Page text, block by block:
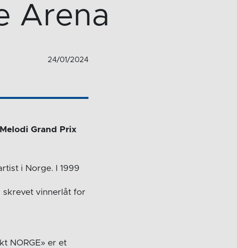
Arena
24/01/2024
Grand Prix
i Norge. I 1999
skrevet vinnerlåt for
NORGE» er et